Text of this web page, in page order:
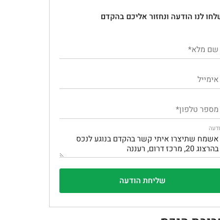
לנו הודעה ונחזור אליכם בהקדם